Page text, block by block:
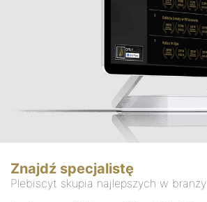
Znajdź specjalistę
Plebiscyt skupia najlepszych w branży